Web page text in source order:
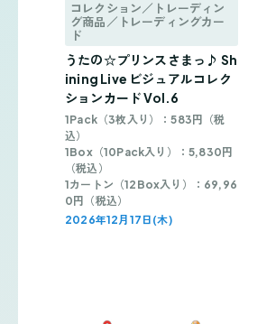
コレクション／トレーディン
グ商品／トレーディングカー
ド
うたの☆プリンスさまっ♪ Sh
ining Live ビジュアルコレク
ションカード Vol.6
1Pack（3枚入り）：583円（税
込）
1Box（10Pack入り）：5,830円
（税込）
1カートン（12Box入り）：69,96
0円（税込）
2026年12月17日(木)